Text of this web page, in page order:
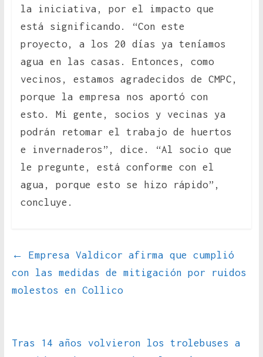
la iniciativa, por el impacto que
está significando. “Con este
proyecto, a los 20 días ya teníamos
agua en las casas. Entonces, como
vecinos, estamos agradecidos de CMPC,
porque la empresa nos aportó con
esto. Mi gente, socios y vecinas ya
podrán retomar el trabajo de huertos
e invernaderos”, dice. “Al socio que
le pregunte, está conforme con el
agua, porque esto se hizo rápido”,
concluye.
←
Empresa Valdicor afirma que cumplió
con las medidas de mitigación por ruidos
molestos en Collico
Tras 14 años volvieron los trolebuses a